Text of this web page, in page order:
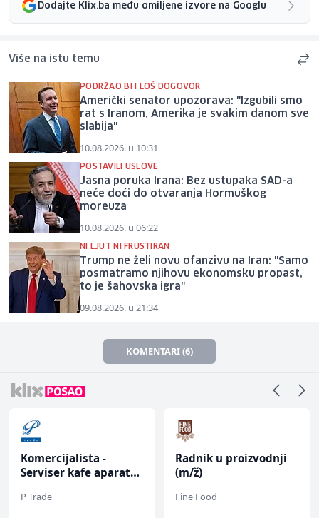
Dodajte Klix.ba među omiljene izvore na Googlu
Više na istu temu
PODRŽAO BI I LOŠ DOGOVOR
Američki senator upozorava: "Izgubili smo
rat s Iranom, Amerika je svakim danom sve
slabija"
10.08.2026. u 10:31
POSTAVILI USLOVE
Jasna poruka Irana: Bez ustupaka SAD-a
neće doći do otvaranja Hormuškog
moreuza
10.08.2026. u 06:22
NI LJUT NI FRUSTIRAN
Trump ne želi novu ofanzivu na Iran: "Samo
posmatramo njihovu ekonomsku propast,
to je šahovska igra"
09.08.2026. u 21:34
KOMENTARI (6)
Komercijalista -
Serviser kafe aparata
P Trade
Radnik u proizvodnji
(m/ž)
Fine Food